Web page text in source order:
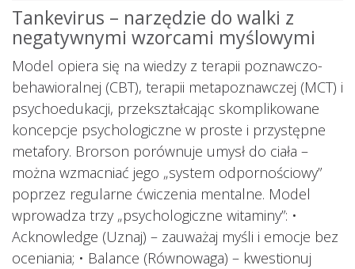
Tankevirus – narzędzie do walki z
negatywnymi wzorcami myślowymi
Model opiera się na wiedzy z terapii poznawczo-
behawioralnej (CBT), terapii metapoznawczej (MCT) i
psychoedukacji, przekształcając skomplikowane
koncepcje psychologiczne w proste i przystępne
metafory. Brorson porównuje umysł do ciała –
można wzmacniać jego „system odpornościowy”
poprzez regularne ćwiczenia mentalne. Model
wprowadza trzy „psychologiczne witaminy”: •
Acknowledge (Uznaj) – zauważaj myśli i emocje bez
oceniania; • Balance (Równowaga) – kwestionuj